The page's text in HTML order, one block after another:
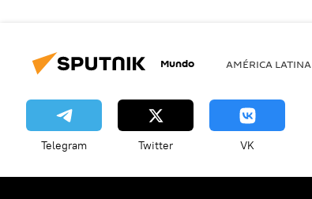
Mundo AMÉRICA LATINA
Telegram Twitter VK